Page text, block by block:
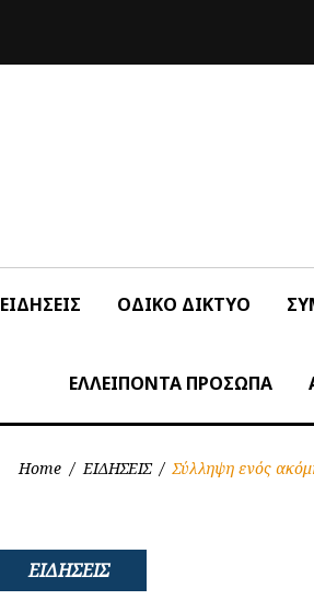
ΕΙΔΗΣΕΙΣ ΟΔΙΚΟ ΔΙΚΤΥΟ
ΕΛΛΕΙΠΟΝΤΑ ΠΡΟΣΩΠΑ
Home / ΕΙΔΗΣΕΙΣ / Σύλληψη ενός
ΕΙΔΗΣΕΙΣ